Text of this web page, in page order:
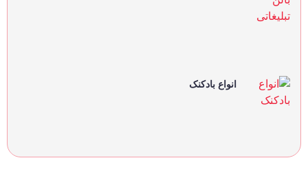
انواع بادکنک